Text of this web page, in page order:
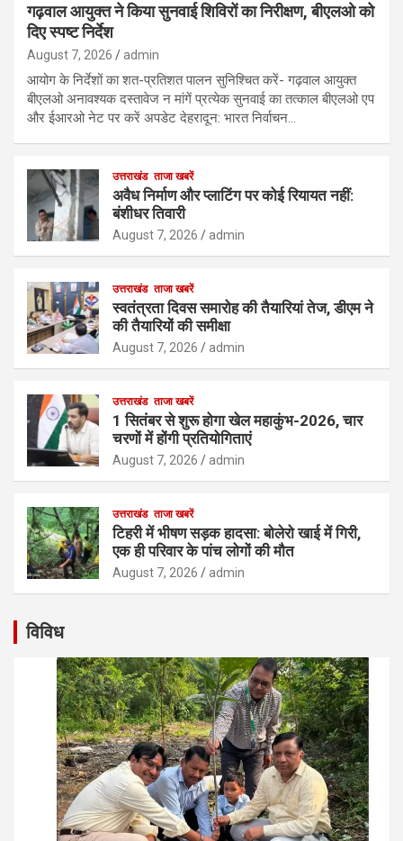
गढ़वाल आयुक्त ने किया सुनवाई शिविरों का निरीक्षण, बीएलओ को
दिए स्पष्ट निर्देश
August 7, 2026 admin
आयोग के निर्देशों का शत-प्रतिशत पालन सुनिश्चित करें- गढ़वाल आयुक्त
बीएलओ अनावश्यक दस्तावेज न मांगें प्रत्येक सुनवाई का तत्काल बीएलओ एप
और ईआरओ नेट पर करें अपडेट देहरादून: भारत निर्वाचन…
उत्तराखंड ताजा खबरें
अवैध निर्माण और प्लाटिंग पर कोई रियायत नहीं:
बंशीधर तिवारी
August 7, 2026 admin
उत्तराखंड ताजा खबरें
स्वतंत्रता दिवस समारोह की तैयारियां तेज, डीएम ने
की तैयारियों की समीक्षा
August 7, 2026 admin
उत्तराखंड ताजा खबरें
1 सितंबर से शुरू होगा खेल महाकुंभ-2026, चार
चरणों में होंगी प्रतियोगिताएं
August 7, 2026 admin
उत्तराखंड ताजा खबरें
टिहरी में भीषण सड़क हादसा: बोलेरो खाई में गिरी,
एक ही परिवार के पांच लोगों की मौत
August 7, 2026 admin
विविध